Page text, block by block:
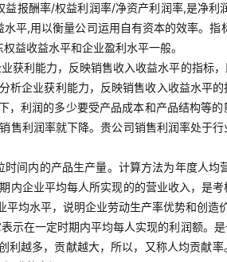
报酬率/权益利润率/净资产利润率,是净利
平,用以衡量公司运用自有资本的效率。
益收益水平和企业盈利水平一般。
获利能力，反映销售收入收益水平的指标
企业获利能力，反映销售收入收益水平的
利润的多少要受产品成本和产品结构等
利润率就下降。贵公司销售利润率处于
间内的产品生产量。计算方法为年度人
企业平均每人所实现的的营业收入，是
均水平，说明企业劳动生产率优势和创造
示在一定时期内平均每人实现的利润额。
越多，贡献越大，所以，又称人均贡献